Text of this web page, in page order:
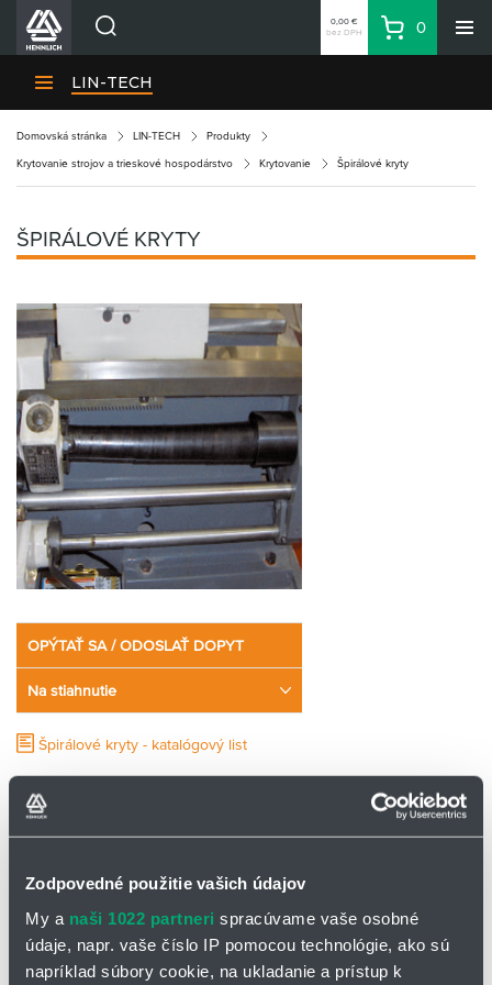
Zodpovedné použitie vašich údajov
My a naši 1022 partneri spracúvame vaše osobné
údaje, napr. vaše číslo IP pomocou technológie, ako sú
napríklad súbory cookie, na ukladanie a prístup k
Divízie HENNLICH
Kariéra
O firme
Kontakty
Prihlásenie
Nákupný zoznam
Partner Zone
0,00 €
bez DPH
Košík
0
LIN-TECH
Domovská stránka LIN-TECH Produkty
Krytovanie strojov a trieskové hospodárstvo Krytovanie Špirálové kryty
ŠPIRÁLOVÉ KRYTY
OPÝTAŤ SA / ODOSLAŤ DOPYT
Na stiahnutie
Špirálové kryty - katalógový list
Flexibilita, konštrukcia, výborné dielenské
ponúkaných rozmerov.
Všetky tieto vlastnosti robia zošpirálových krytovvhodnú
alternatívu ochrany mnohých aplikácií.